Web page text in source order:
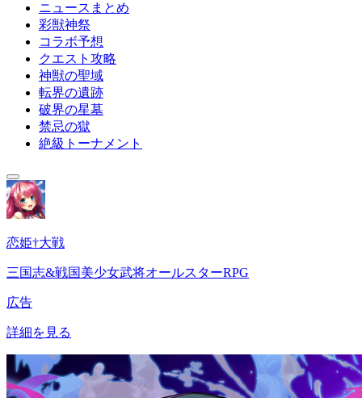
ニュースまとめ
彩獣神祭
コラボ予想
クエスト攻略
神獣の聖域
転界の遺跡
破界の星墓
禁忌の獄
絶級トーナメント
恋姫†大戦
三国志&戦国美少女武将オールスターRPG
広告
詳細を見る